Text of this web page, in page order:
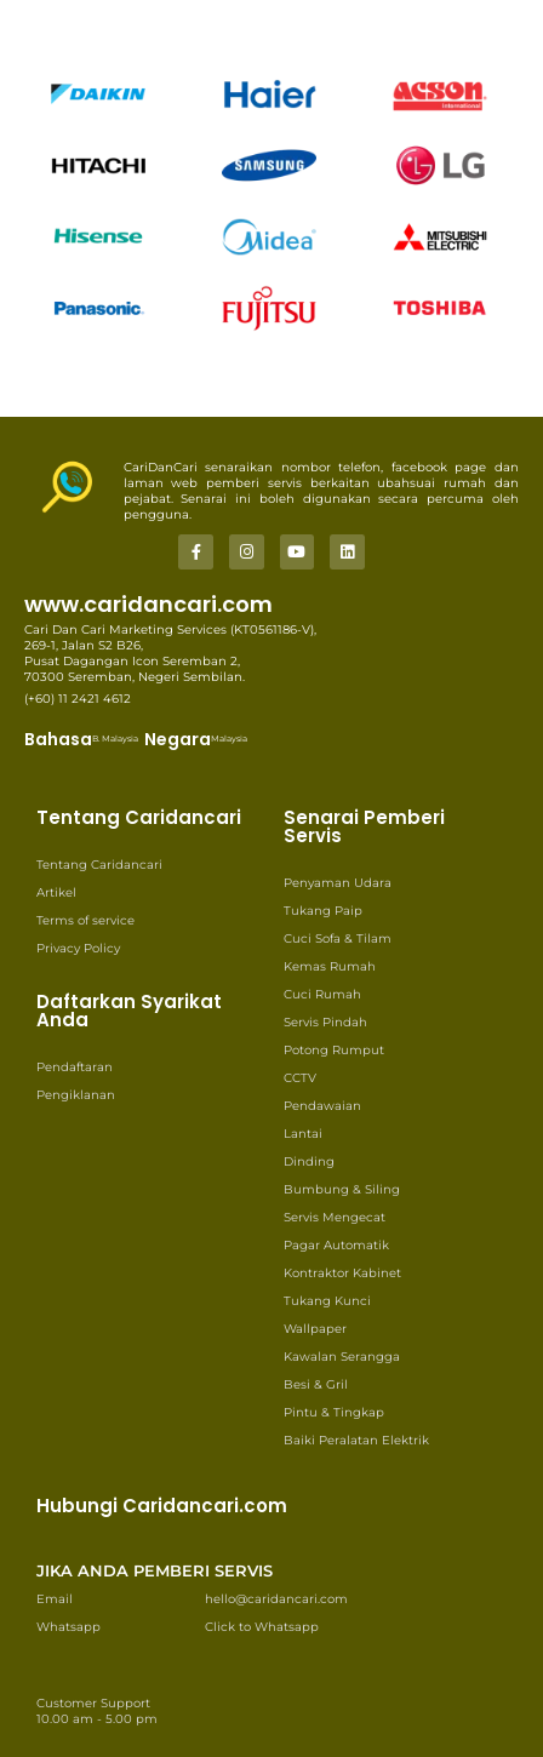
CariDanCari senaraikan nombor telefon, facebook page dan
laman web pemberi servis berkaitan ubahsuai rumah dan
pejabat. Senarai ini boleh digunakan secara percuma oleh
pengguna.
www.caridancari.com
Cari Dan Cari Marketing Services (KT0561186-V),
269-1, Jalan S2 B26,
Pusat Dagangan Icon Seremban 2,
70300 Seremban, Negeri Sembilan.
(+60) 11 2421 4612
BahasaB. Malaysia NegaraMalaysia
Tentang Caridancari
Tentang Caridancari
Artikel
Terms of service
Privacy Policy
Daftarkan Syarikat
Anda
Pendaftaran
Pengiklanan
Senarai Pemberi
Servis
Penyaman Udara
Tukang Paip
Cuci Sofa & Tilam
Kemas Rumah
Cuci Rumah
Servis Pindah
Potong Rumput
CCTV
Pendawaian
Lantai
Dinding
Bumbung & Siling
Servis Mengecat
Pagar Automatik
Kontraktor Kabinet
Tukang Kunci
Wallpaper
Kawalan Serangga
Besi & Gril
Pintu & Tingkap
Baiki Peralatan Elektrik
Hubungi Caridancari.com
JIKA ANDA PEMBERI SERVIS
Email
hello@caridancari.com
Whatsapp
Click to Whatsapp
Customer Support
10.00 am - 5.00 pm